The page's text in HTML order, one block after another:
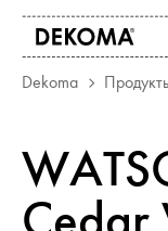
ЖУРНАЛ
О НАС
Dekoma